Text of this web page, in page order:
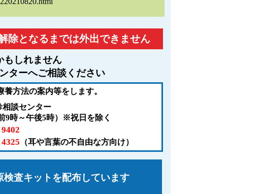
除となるまでは外出できません
もしれません
ターへご相談ください
方法の案内等をします。
相談センター
9時～午後5時）※祝日を除く
（耳や言葉の不自由な方向け）
検査キットを配布しています